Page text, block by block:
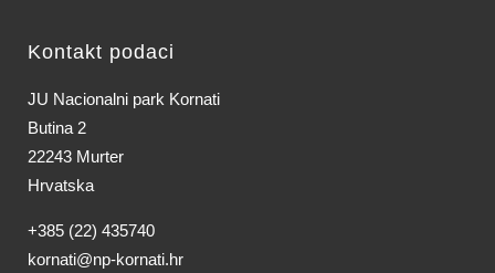
Kontakt podaci
JU Nacionalni park Kornati
Butina 2
22243 Murter
Hrvatska
+385 (22) 435740
kornati@np-kornati.hr